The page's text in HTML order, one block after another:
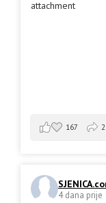
167 2
4 dana prije